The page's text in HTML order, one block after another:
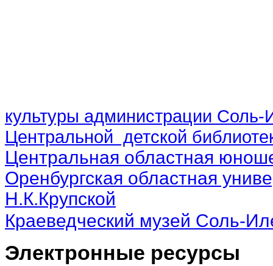
культуры администрации Соль-
Центральной детской
Центральная областная
Оренбургская областная
Н.К.Крупской
Краеведческий музей Соль-
Электронные ресурсы